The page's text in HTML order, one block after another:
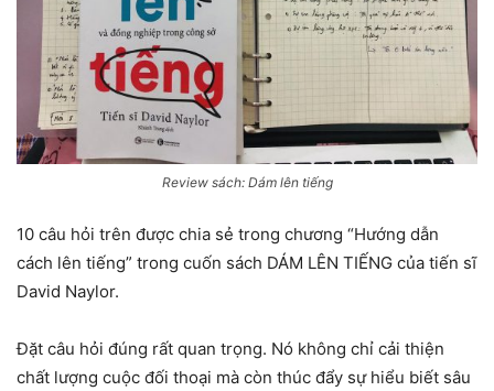
Review sách: Dám lên tiếng
10 câu hỏi trên được chia sẻ trong chương “Hướng dẫn
cách lên tiếng” trong cuốn sách DÁM LÊN TIẾNG của tiến sĩ
David Naylor.
Đặt câu hỏi đúng rất quan trọng. Nó không chỉ cải thiện
chất lượng cuộc đối thoại mà còn thúc đẩy sự hiểu biết sâu